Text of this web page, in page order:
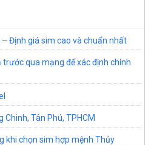
Định giá sim cao và chuẩn nhất
qua mạng để xác định chính
Tân Phú, TPHCM
khi chọn sim hợp mệnh Thủy